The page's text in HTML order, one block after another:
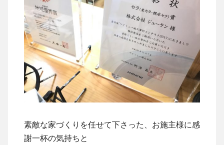
素敵な家づくりを任せて下さった、お施主様に感
謝一杯の気持ちと